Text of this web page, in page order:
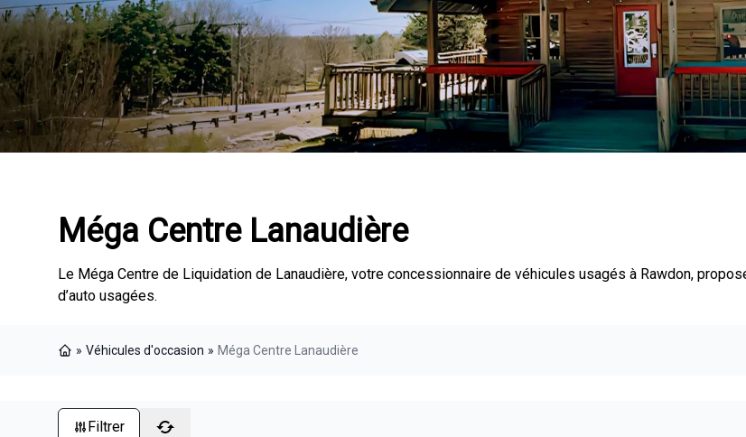
Méga Centre Lanaudière
Le Méga Centre de Liquidation de Lanaudière, votre concessionnaire de véhicules usagés à Rawdon,
d’auto usagées.
» Véhicules d'occasion » Méga Centre Lanaudière
Filtrer